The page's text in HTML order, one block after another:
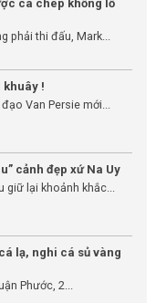
cá chép khổng lồ
phải thi đấu, Mark...
!
Van Persie mới...
cảnh đẹp xứ Na Uy
giữ lại khoảnh khắc...
lạ, nghi cá sủ vàng
Phước, 2...